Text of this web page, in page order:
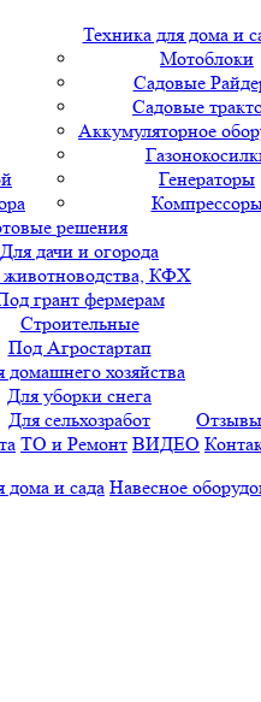
Техника для дома и
Мотоблоки
Садовые
Садовые
Аккумуляторное
Генераторы
решения
Для дачи и огорода
КФХ
грант фермерам
Строительные
Под Агростартап
домашнего хозяйства
Для уборки снега
Для сельхозработ
Отзывы
ТО и Ремонт ВИДЕО
дома и сада Навесное